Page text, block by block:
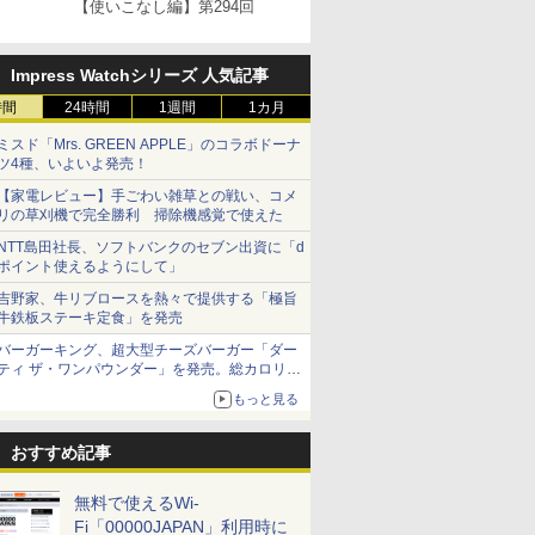
【使いこなし編】第294回
Impress Watchシリーズ 人気記事
24時間 1週間 1カ月
スド「Mrs. GREEN APPLE」のコラボドーナ
4種、いよいよ発売！
家電レビュー】手ごわい雑草との戦い、コメ
の草刈機で完全勝利 掃除機感覚で使えた
島田社長、ソフトバンクのセブン出資に「d
イント使えるようにして」
野家、牛リブロースを熱々で提供する「極旨
鉄板ステーキ定食」を発売
ーガーキング、超大型チーズバーガー「ダー
ィ ザ・ワンパウンダー」を発売。総カロリー
もっと見る
おすすめ記事
無料で使えるWi-
Fi「00000JAPAN」利用時に